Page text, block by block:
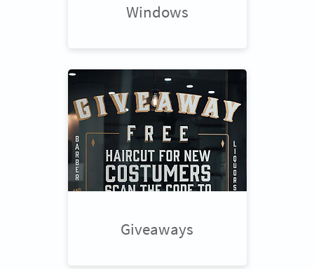
Windows
Giveaways